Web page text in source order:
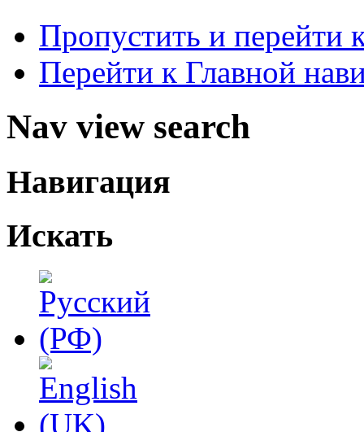
Пропустить и перейти
Перейти к Главной
Nav view search
Навигация
Искать